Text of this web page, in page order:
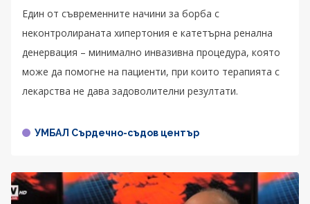
Един от съвременните начини за борба с
неконтролираната хипертония е катетърна ренална
денервация – минимално инвазивна процедура, която
може да помогне на пациенти, при които терапията с
лекарства не дава задоволителни резултати.
УМБАЛ Сърдечно-съдов център